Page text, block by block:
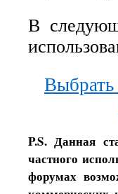
В
Выбрать
P.S. Данная
частного
форумах